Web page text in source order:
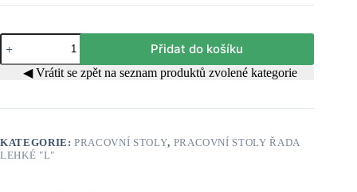
Pracovní
stůl
L42
množství
Přidat do košíku
◀ Vrátit se zpět na seznam produktů zvolené kategorie
KATEGORIE:PRACOVNÍ STOLY, PRACOVNÍ STOLY ŘADA
LEHKÉ "L"